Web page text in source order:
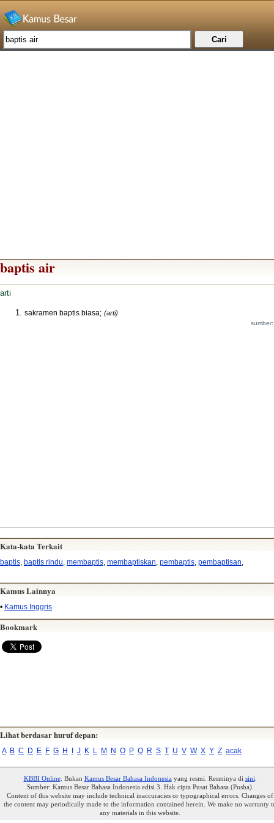
baptis air
arti
sakramen baptis biasa; (arti)
Kata-kata Terkait
baptis baptis rindu membaptis membaptiskan pembaptis pembaptisan
Kamus Lainnya
• Kamus Inggris
Bookmark
Lihat berdasar huruf depan:
A B C D E F G H J K L M N O P Q R S T U V W X Y Z acak
KBBI Online. Bukan Kamus Besar Bahasa Indonesiayang resmi. Resminya di sini
Sumber: Kamus Besar Bahasa Indonesia edisi 3. Hak cipta Pusat Bahasa (Pusba).
Content of this website may include technical inaccuracies or typographical errors. Changes of
the content may periodically made to the information contained herein. We make no warranty
any materials in this website.